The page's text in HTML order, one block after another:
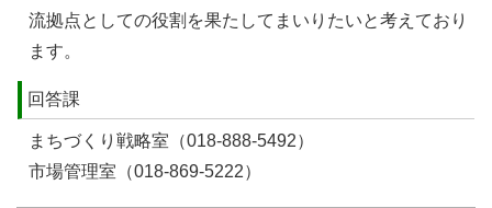
流拠点としての役割を果たしてまいりたいと考えており
ます。
回答課
まちづくり戦略室（018-888-5492）
市場管理室（018-869-5222）